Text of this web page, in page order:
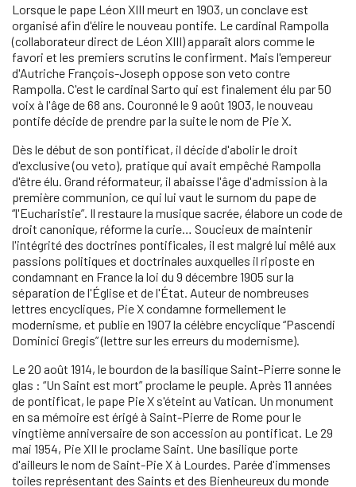
Lorsque le pape Léon XIII meurt en 1903, un conclave est
organisé afin d'élire le nouveau pontife. Le cardinal Rampolla
(collaborateur direct de Léon XIII) apparaît alors comme le
favori et les premiers scrutins le confirment. Mais l'empereur
d'Autriche François-Joseph oppose son veto contre
Rampolla. C'est le cardinal Sarto qui est finalement élu par 50
voix à l'âge de 68 ans. Couronné le 9 août 1903, le nouveau
pontife décide de prendre par la suite le nom de Pie X.
Dès le début de son pontificat, il décide d'abolir le droit
d'exclusive (ou veto), pratique qui avait empêché Rampolla
d'être élu. Grand réformateur, il abaisse l'âge d'admission à la
première communion, ce qui lui vaut le surnom du pape de
“l'Eucharistie”. Il restaure la musique sacrée, élabore un code de
droit canonique, réforme la curie… Soucieux de maintenir
l'intégrité des doctrines pontificales, il est malgré lui mêlé aux
passions politiques et doctrinales auxquelles il riposte en
condamnant en France la loi du 9 décembre 1905 sur la
séparation de l'Église et de l'État. Auteur de nombreuses
lettres encycliques, Pie X condamne formellement le
modernisme, et publie en 1907 la célèbre encyclique “Pascendi
Dominici Gregis” (lettre sur les erreurs du modernisme).
Le 20 août 1914, le bourdon de la basilique Saint-Pierre sonne le
glas : “Un Saint est mort” proclame le peuple. Après 11 années
de pontificat, le pape Pie X s'éteint au Vatican. Un monument
en sa mémoire est érigé à Saint-Pierre de Rome pour le
vingtième anniversaire de son accession au pontificat. Le 29
mai 1954, Pie XII le proclame Saint. Une basilique porte
d'ailleurs le nom de Saint-Pie X à Lourdes. Parée d'immenses
toiles représentant des Saints et des Bienheureux du monde